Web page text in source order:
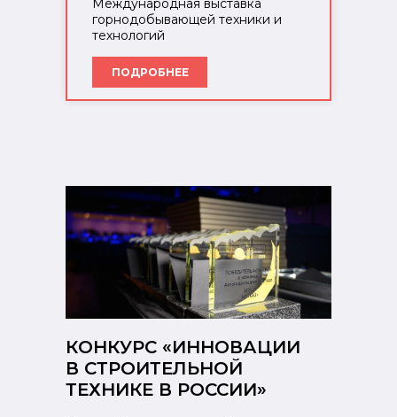
Международная выставка
горнодобывающей техники и
технологий
ПОДРОБНЕЕ
КОНКУРС «ИННОВАЦИИ
В СТРОИТЕЛЬНОЙ
ТЕХНИКЕ В РОССИИ»